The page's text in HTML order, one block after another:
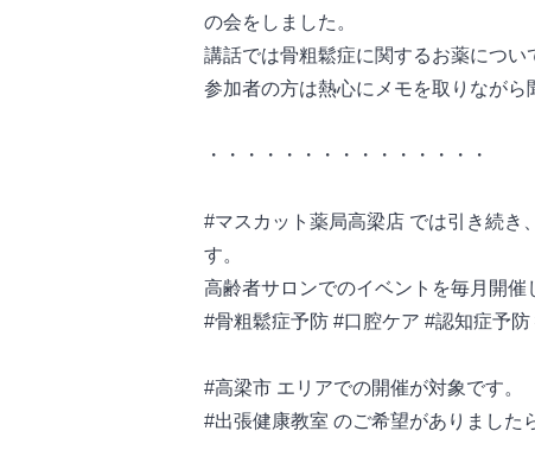
の会をしました。
講話では骨粗鬆症に関するお薬につい
参加者の方は熱心にメモを取りながら
・・・・・・・・・・・・・・・
#マスカット薬局高梁店 では引き続き
す。
高齢者サロンでのイベントを毎月開催
#骨粗鬆症予防 #口腔ケア #認知症予
#高梁市 エリアでの開催が対象です。
#出張健康教室 のご希望がありました